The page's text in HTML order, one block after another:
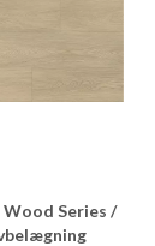
Wood Series /